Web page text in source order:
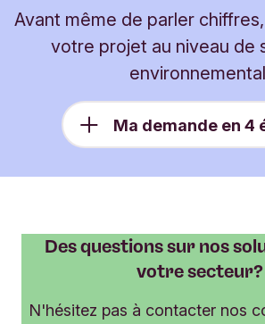
Avant même de parler
votre projet au niveau de
Ma demande en 4
Des questions sur nos
votre secteur?
N'hésitez pas à contacter nos